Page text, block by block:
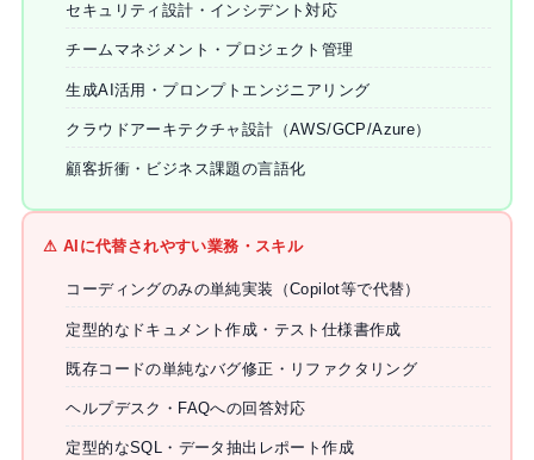
セキュリティ設計・インシデント対応
チームマネジメント・プロジェクト管理
生成AI活用・プロンプトエンジニアリング
クラウドアーキテクチャ設計（AWS/GCP/Azure）
顧客折衝・ビジネス課題の言語化
⚠ AIに代替されやすい業務・スキル
コーディングのみの単純実装（Copilot等で代替）
定型的なドキュメント作成・テスト仕様書作成
既存コードの単純なバグ修正・リファクタリング
ヘルプデスク・FAQへの回答対応
定型的なSQL・データ抽出レポート作成